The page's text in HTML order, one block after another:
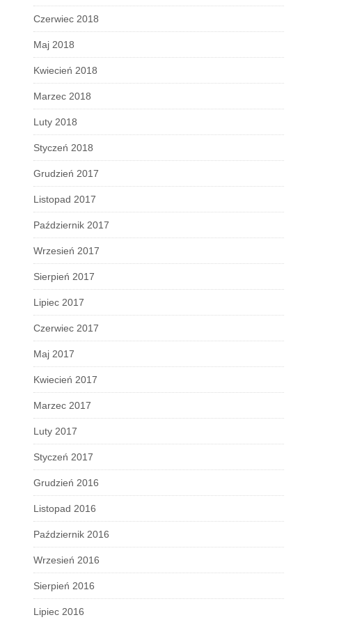
Czerwiec 2018
Maj 2018
Kwiecień 2018
Marzec 2018
Luty 2018
Styczeń 2018
Grudzień 2017
Listopad 2017
Październik 2017
Wrzesień 2017
Sierpień 2017
Lipiec 2017
Czerwiec 2017
Maj 2017
Kwiecień 2017
Marzec 2017
Luty 2017
Styczeń 2017
Grudzień 2016
Listopad 2016
Październik 2016
Wrzesień 2016
Sierpień 2016
Lipiec 2016